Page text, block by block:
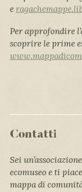
e
Per approfondire
scoprire le prime
Contatti
Sei
ecomuseo e ti
mappa di